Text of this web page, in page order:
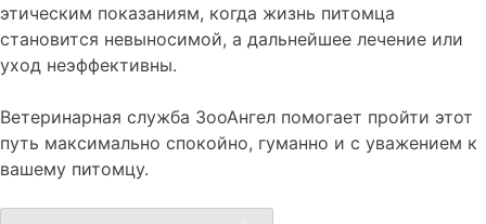
этическим показаниям, когда жизнь питомца
становится невыносимой, а дальнейшее лечение или
уход неэффективны.
Ветеринарная служба ЗооАнгел помогает пройти этот
путь максимально спокойно, гуманно и с уважением к
вашему питомцу.